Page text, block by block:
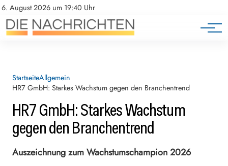
6. August 2026 um 19:40 Uhr
StartseiteAllgemein
HR7 GmbH: Starkes Wachstum gegen den Branchentrend
HR7 GmbH: Starkes Wachstum
gegen den Branchentrend
Auszeichnung zum Wachstumschampion 2026